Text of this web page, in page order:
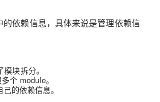
依赖信息，具体来说是管理依赖信
块拆分。
个 module。
的依赖信息。